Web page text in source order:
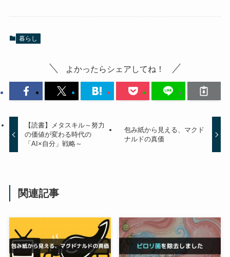
暮らし
よかったらシェアしてね！
【読書】メタスキル～努力
の価値が変わる時代の
「AI×自分」戦略～
包み紙から見える、マクド
ナルドの真価
関連記事